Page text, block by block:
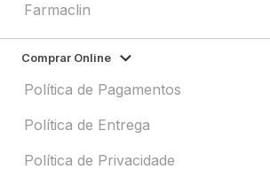
Farmaclin
Comprar Online
Política de Pagamentos
Política de Entrega
Política de Privacidade